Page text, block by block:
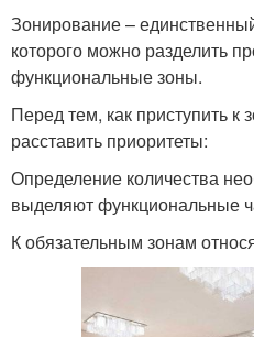
Зонирование –
которого можно разделить
функциональные зоны.
Перед тем, как приступить к
расставить приоритеты:
Определение количества
выделяют функциональные
К обязательным зонам